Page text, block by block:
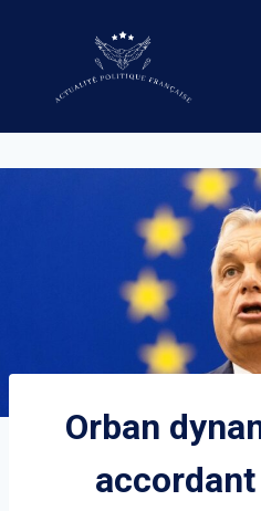
Orban